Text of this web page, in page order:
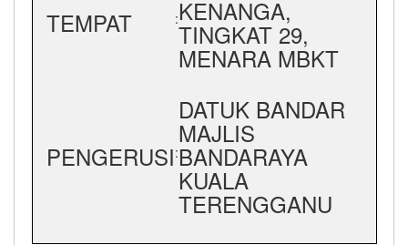
TEMPAT :KENANGA,
TINGKAT 29,
MENARA MBKT
PENGERUSI:
DATUK BANDAR
MAJLIS
BANDARAYA
KUALA
TERENGGANU